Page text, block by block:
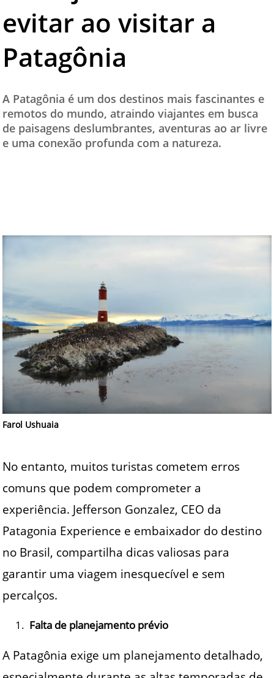
TESTADO E APROVADO
PARCEIROS
CONTATO
evitar ao visitar a
Patagônia
A Patagônia é um dos destinos mais fascinantes e
remotos do mundo, atraindo viajantes em busca
de paisagens deslumbrantes, aventuras ao ar livre
e uma conexão profunda com a natureza.
Farol Ushuaia
No entanto, muitos turistas cometem erros
comuns que podem comprometer a
experiência. Jefferson Gonzalez, CEO da
Patagonia Experience e embaixador do destino
no Brasil, compartilha dicas valiosas para
garantir uma viagem inesquecível e sem
percalços.
Falta de planejamento prévio
A Patagônia exige um planejamento detalhado,